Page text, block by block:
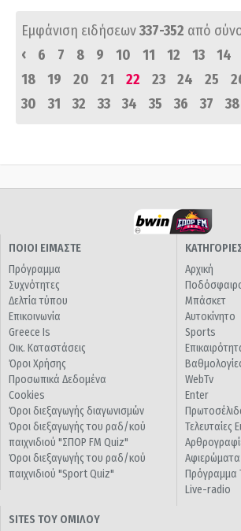
Εμφάνιση ειδήσεων337-352 από
‹
6 7 8 9 10 11 12 13 14
18
19 20 21 22 23 24 25
30
31 32 33 34 35 36 37 38
ΠΟΙΟΙ ΕΙΜΑΣΤΕ
Πρόγραμμα
Συχνότητες
Δελτία τύπου
Επικοινωνία
Greece Is
Οικ. Καταστάσεις
Όροι Χρήσης
Προσωπικά Δεδομένα
Cookies
Όροι διεξαγωγής διαγωνισμών
Όροι διεξαγωγής του ραδ/κού
παιχνιδιού "ΣΠΟΡ FM Quiz"
Όροι διεξαγωγής του ραδ/κού
παιχνιδιού "Sport Quiz"
Αρχική
Μπάσκετ
Αυτοκίνητο
Sports
WebTv
Enter
Τελευταίες
Αφιερώματα
Πρόγραμμα
Live-radio
SITES ΤΟΥ ΟΜΙΛΟΥ